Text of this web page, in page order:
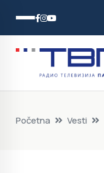
Početna Vesti